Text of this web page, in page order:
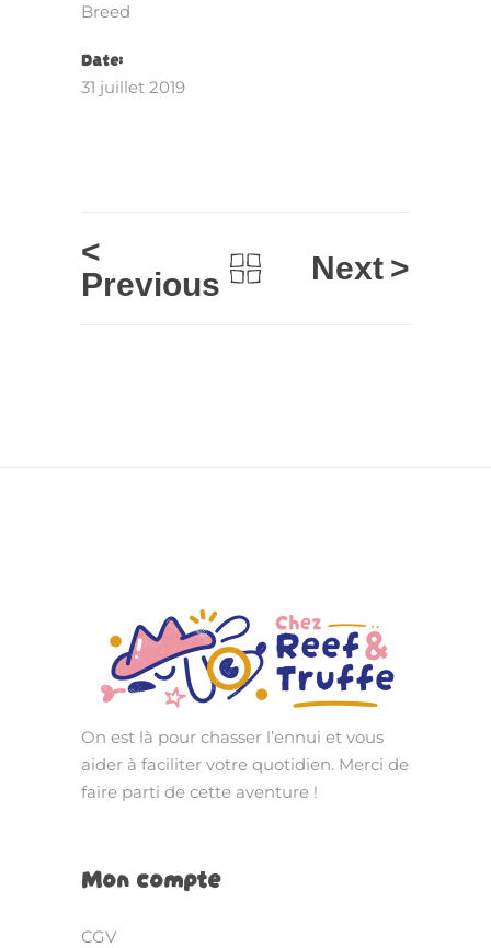
Breed
Date:
31 juillet 2019
<
Previous
Next >
On est là pour chasser l’ennui et vous
aider à faciliter votre quotidien. Merci de
faire parti de cette aventure !
Mon compte
CGV